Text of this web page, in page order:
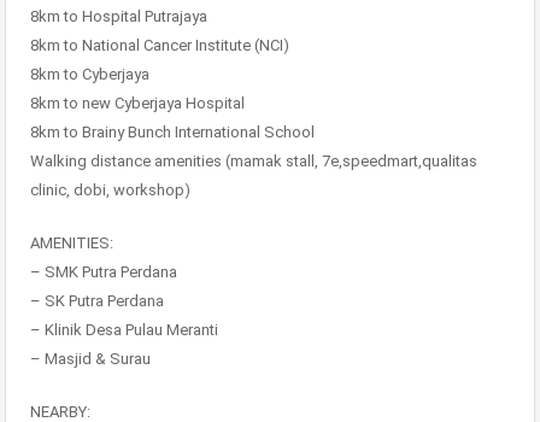
8km to Hospital Putrajaya
8km to National Cancer Institute (NCI)
8km to Cyberjaya
8km to new Cyberjaya Hospital
8km to Brainy Bunch International School
Walking distance amenities (mamak stall, 7e,speedmart,qualitas
clinic, dobi, workshop)
AMENITIES:
– SMK Putra Perdana
– SK Putra Perdana
– Klinik Desa Pulau Meranti
– Masjid & Surau
NEARBY: